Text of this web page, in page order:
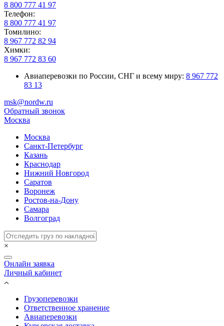
8 800 777 41 97
Телефон:
8 800 777 41 97
Томилино:
8 967 772 82 94
Химки:
8 967 772 83 60
Авиаперевозки по России, СНГ и всему миру: 8 967 772
83 13
msk@nordw.ru
Обратный звонок
Москва
Москва
Санкт-Петербург
Казань
Краснодар
Нижний Новгород
Саратов
Воронеж
Ростов-на-Дону
Самара
Волгоград
×
Онлайн заявка
Личный кабинет
Грузоперевозки
Ответственное хранение
Авиаперевозки